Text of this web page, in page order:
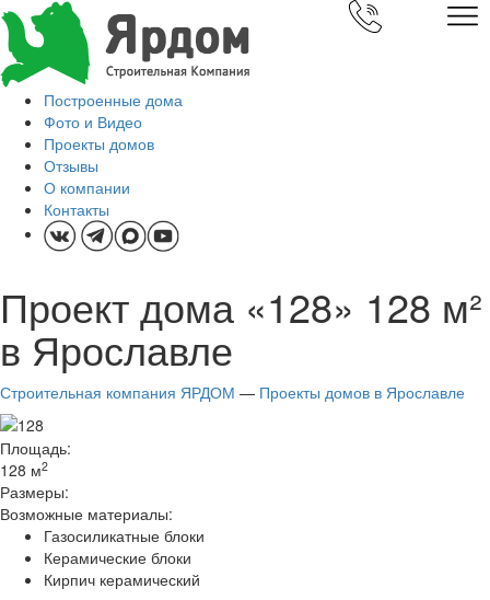
Построенные дома
Фото и Видео
Проекты домов
Отзывы
О компании
Контакты
Проект дома «128» 128 м²
в Ярославле
Строительная компания ЯРДОМ — Проекты домов в Ярославле
Площадь:
128 м2
Размеры:
Возможные материалы:
Газосиликатные блоки
Керамические блоки
Кирпич керамический